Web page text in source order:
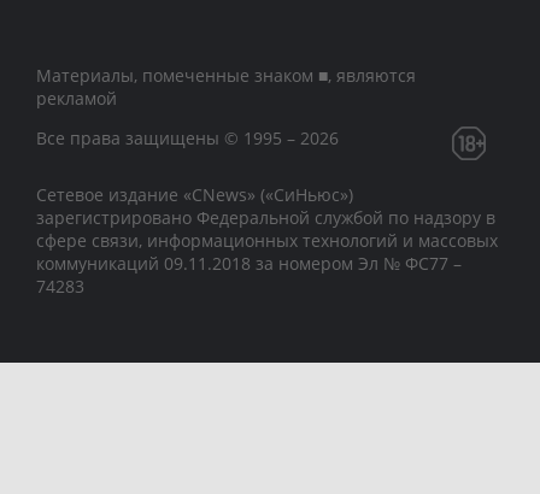
Материалы, помеченные знаком ■, являются
рекламой
Все права защищены © 1995 – 2026
Сетевое издание «CNews» («СиНьюс»)
зарегистрировано Федеральной службой по надзору в
сфере связи, информационных технологий и массовых
коммуникаций 09.11.2018 за номером Эл № ФС77 –
74283